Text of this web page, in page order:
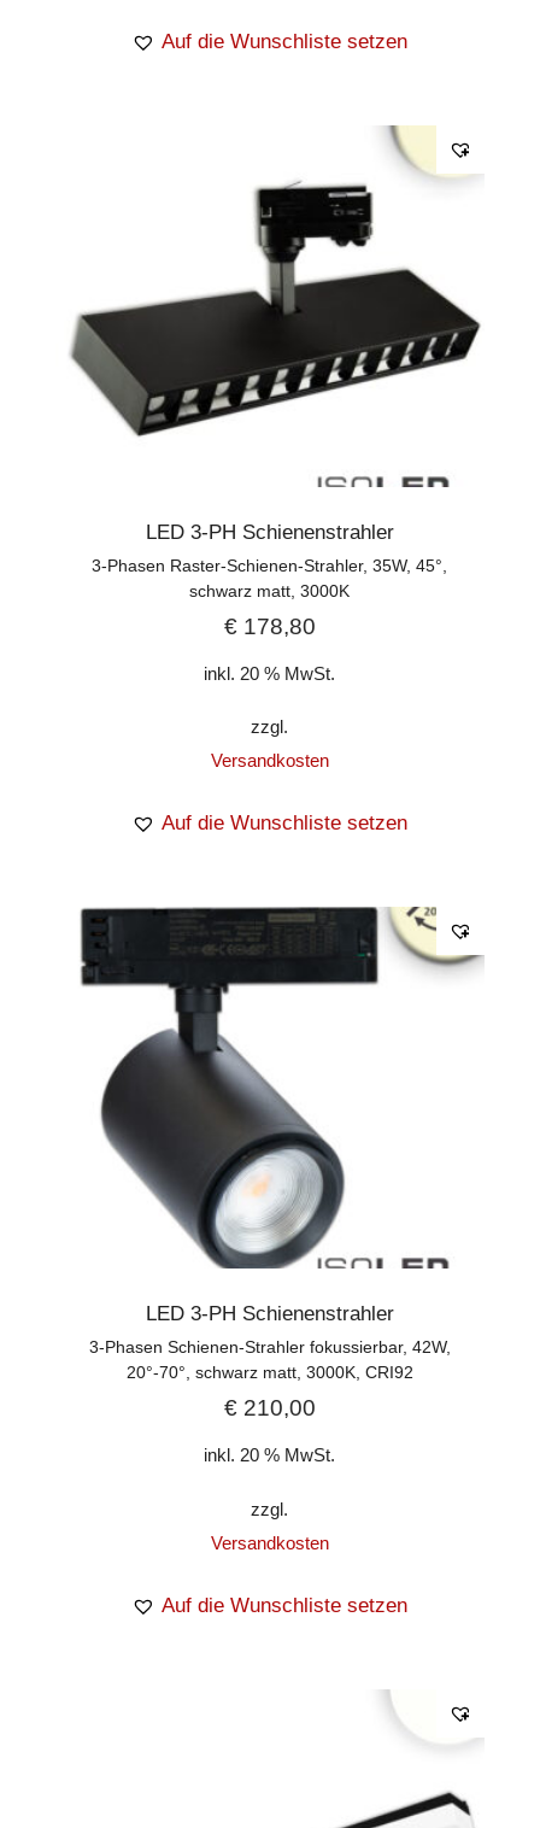
Auf die Wunschliste setzen
LED 3-PH Schienenstrahler
3-Phasen Raster-Schienen-Strahler, 35W, 45°,
schwarz matt, 3000K
€178,80
inkl. 20 % MwSt.
zzgl.
Versandkosten
Auf die Wunschliste setzen
LED 3-PH Schienenstrahler
3-Phasen Schienen-Strahler fokussierbar, 42W,
20°-70°, schwarz matt, 3000K, CRI92
€210,00
inkl. 20 % MwSt.
zzgl.
Versandkosten
Auf die Wunschliste setzen